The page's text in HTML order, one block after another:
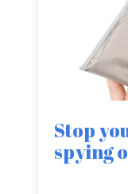
Stop
spying